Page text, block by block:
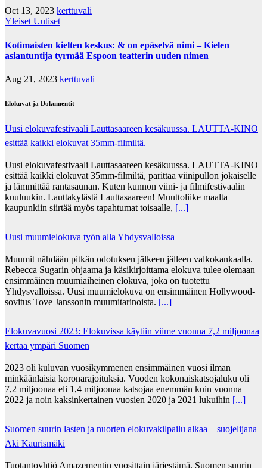
Oct 13, 2023 kerttuvali
Yleiset Uutiset
Kotimaisten kielten keskus: & on epäselvä nimi – Kielen
asiantuntija tyrmää Espoon teatterin uuden nimen
Aug 21, 2023 kerttuvali
Elokuvat ja Dokumentit
Uusi elokuvafestivaali Lauttasaareen kesäkuussa. LAUTTA-KINO
esittää kaikki elokuvat 35mm-filmiltä.
Uusi elokuvafestivaali Lauttasaareen kesäkuussa. LAUTTA-KINO
esittää kaikki elokuvat 35mm-filmiltä, parittaa viinipullon jokaiselle
ja lämmittää rantasaunan. Kuten kunnon viini- ja filmifestivaalin
kuuluukin. Lauttakylästä Lauttasaareen! Muuttoliike maalta
kaupunkiin siirtää myös tapahtumat toisaalle, [...]
Uusi muumielokuva työn alla Yhdysvalloissa
Muumit nähdään pitkän odotuksen jälkeen jälleen valkokankaalla.
Rebecca Sugarin ohjaama ja käsikirjoittama elokuva tulee olemaan
ensimmäinen muumiaiheinen elokuva, joka on tuotettu
Yhdysvalloissa. Uusi muumielokuva on ensimmäinen Hollywood-
sovitus Tove Janssonin muumitarinoista. [...]
Elokuvavuosi 2023: Elokuvissa käytiin viime vuonna 7,2 miljoonaa
kertaa ympäri Suomen
2023 oli kuluvan vuosikymmenen ensimmäinen vuosi ilman
minkäänlaisia koronarajoituksia. Vuoden kokonaiskatsojaluku oli
7,2 miljoonaa eli 1,4 miljoonaa katsojaa enemmän kuin vuonna
2022 ja noin kaksinkertainen vuosien 2020 ja 2021 lukuihin [...]
Suomen suurin lasten ja nuorten elokuvakilpailu alkaa – suojelijana
Aki Kaurismäki
Tuotantoyhtiö Amazementin vuosittain järjestämä, Suomen suurin